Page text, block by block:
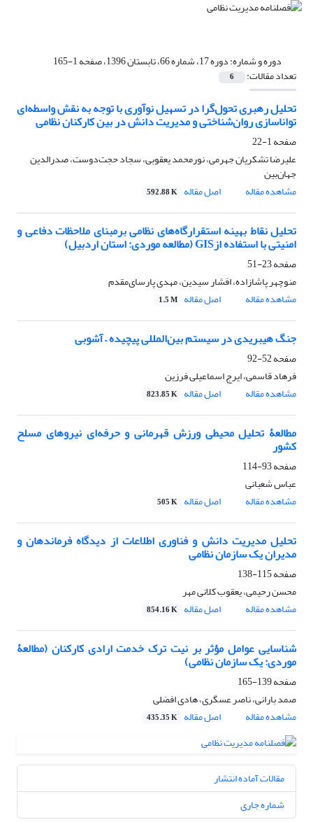
دوره و شماره:دوره 17، شماره 66، تابستان 1396، صفحه 1-165
تعداد مقالات: 6
تحلیل رهبری تحول‌گرا در تسهیل نوآوری با توجه به نقش واسطه‌ای
تواناسازی روان‌شناختی و مدیریت دانش در بین کارکنان نظامی
صفحه1-22
علیرضا تشکریان جهرمی، نورمحمد یعقوبی، سجاد حجت‌دوست، صدرالدین
جهان‌بین
مشاهده مقاله
اصل مقاله 592.88 K
تحلیل نقاط بهینه استقرارگاه‌های نظامی برمبنای ملاحظات دفاعی و
امنیتی با استفاده ازGIS (مطالعه موردی: استان اردبیل)
صفحه23-51
منوچهر پاشازاده، افشار سیدین، مهدی پارسای‌مقدم
مشاهده مقاله
اصل مقاله 1.5 M
جنگ هیبریدی در سیستم بین‌المللی پیچیده – آشوبی
صفحه52-92
فرهاد قاسمی، ایرج اسماعیلی فرزین
مشاهده مقاله
اصل مقاله 823.85 K
مطالعۀ تحلیل محیطی ورزش قهرمانی و حرفه‌ای نیروهای مسلح
کشور
صفحه93-114
عباس شعبانی
مشاهده مقاله
اصل مقاله 505 K
تحلیل مدیریت دانش و فناوری اطلاعات از دیدگاه فرماندهان و
مدیران یک سازمان نظامی
صفحه115-138
محسن رحیمی، یعقوب کلانی مهر
مشاهده مقاله
اصل مقاله 854.16 K
شناسایی عوامل مؤثر بر نیت ترک خدمت ارادی کارکنان (مطالعۀ
موردی: یک سازمان نظامی)
صفحه139-165
صمد بارانی، ناصر عسگری، هادی افضلی
مشاهده مقاله
اصل مقاله 435.35 K
مقالات آماده انتشار
شماره جاری